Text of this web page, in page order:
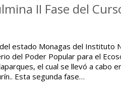
II Fase del
estado Monagas del Instituto
del Poder Popular para el
el cual se llevó a cabo
Esta segunda fase…